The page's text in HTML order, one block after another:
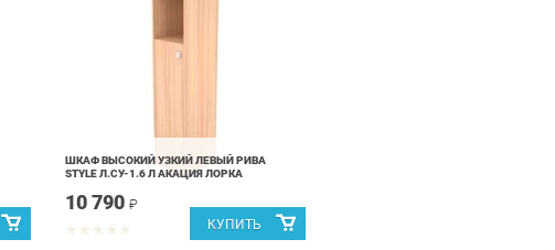
ШКАФ ВЫСОКИЙ УЗКИЙ ЛЕВЫЙ РИВА
STYLE Л.СУ-1.6 Л АКАЦИЯ ЛОРКА
10 790 ₽